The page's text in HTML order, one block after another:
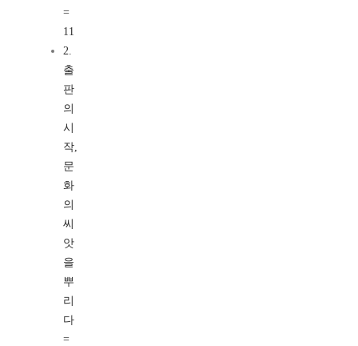
=
11
2.
출
판
의
시
작,
문
화
의
씨
앗
을
뿌
리
다
=